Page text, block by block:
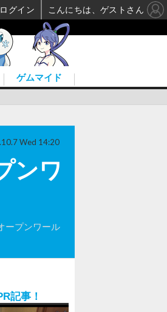
ゲムマイド
ンワ
ープンワール
Wed 14:20
記事！
ログイン こんにちは、ゲストさん